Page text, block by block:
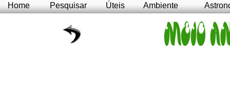
Home Pesquisar Úteis Ambiente